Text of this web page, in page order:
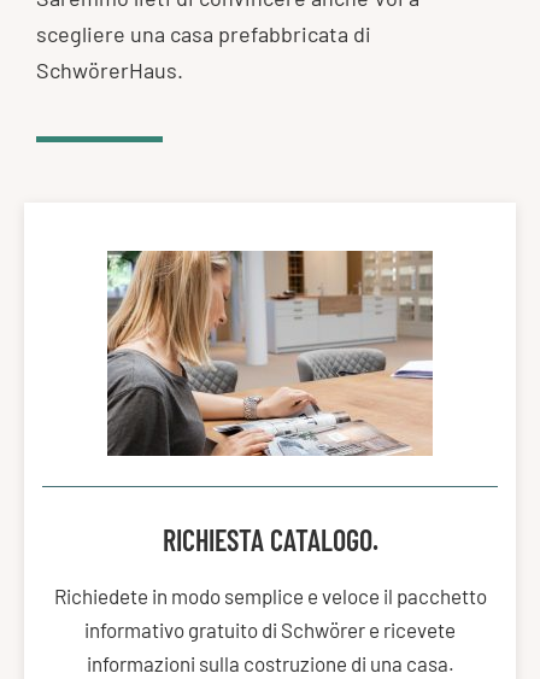
scegliere una casa prefabbricata di
SchwörerHaus.
RICHIESTA CATALOGO.
Richiedete in modo semplice e veloce il pacchetto
informativo gratuito di Schwörer e ricevete
informazioni sulla costruzione di una casa.